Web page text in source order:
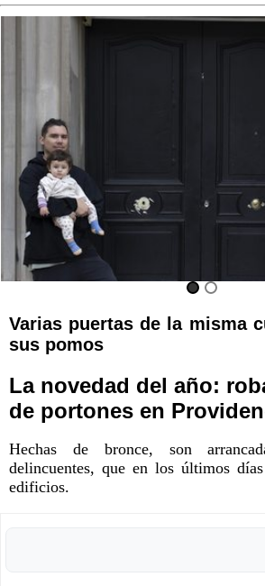
Varias puertas de la misma
sus pomos
La novedad del año:
de portones en
Hechas de bronce, son
delincuentes, que en los últimos
edificios.